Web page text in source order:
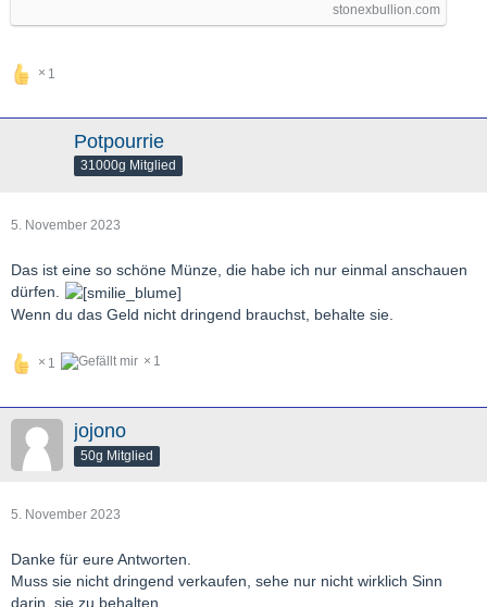
stonexbullion.com
1
Potpourrie
31000g Mitglied
5. November 2023
Das ist eine so schöne Münze, die habe ich nur einmal anschauen
dürfen.
Wenn du das Geld nicht dringend brauchst, behalte sie.
1 1
jojono
50g Mitglied
5. November 2023
Danke für eure Antworten.
Muss sie nicht dringend verkaufen, sehe nur nicht wirklich Sinn
darin, sie zu behalten.